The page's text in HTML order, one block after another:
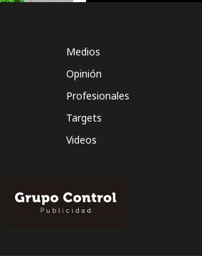
Medios
Opinión
Profesionales
Targets
Videos